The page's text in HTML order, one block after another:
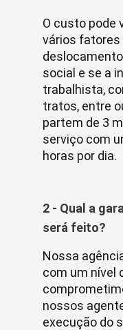
O custo pode
vários fatores
social e se a
trabalhista,
tratos, entre
partem de 3
serviço com
horas por dia.
2 - Qual a
será feito?
Nossa
com um nível
nossos
execução do